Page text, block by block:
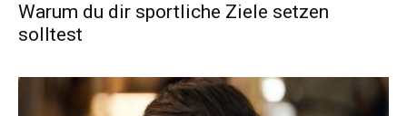
Warum du dir sportliche Ziele setzen
solltest